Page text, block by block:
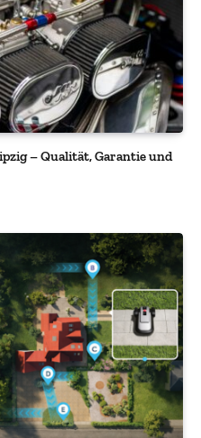
– Qualität, Garantie und